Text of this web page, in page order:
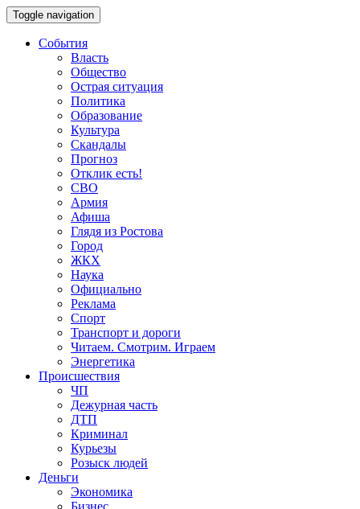
Toggle navigation
События
Власть
Общество
Острая ситуация
Политика
Образование
Культура
Скандалы
Прогноз
Отклик есть!
СВО
Армия
Афиша
Глядя из Ростова
Город
ЖКХ
Наука
Официально
Реклама
Спорт
Транспорт и дороги
Читаем. Смотрим. Играем
Энергетика
Происшествия
ЧП
Дежурная часть
ДТП
Криминал
Курьезы
Розыск людей
Деньги
Экономика
Бизнес